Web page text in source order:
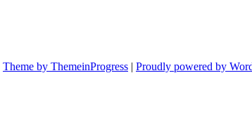
Theme by ThemeinProgress | Proudly powered by